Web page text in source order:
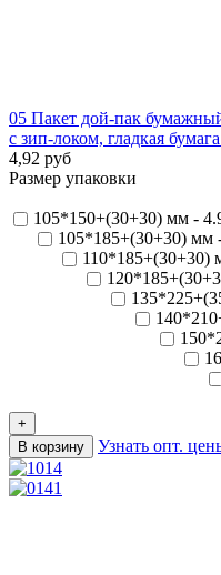
05 Пакет дой-пак
с зип-локом, гладкая
4,92 руб
Размер упаковки
105*150+(30+30) мм -
105*185+(30+30) мм
110*185+(30+30)
Узнать опт.